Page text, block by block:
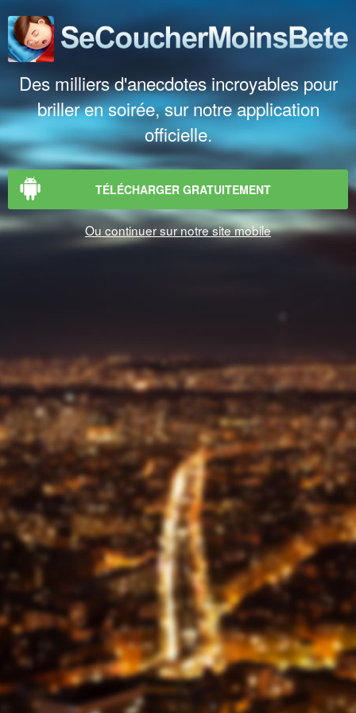
Des milliers d'anecdotes incroyables pour
briller en soirée, sur notre application
officielle.
TÉLÉCHARGER GRATUITEMENT
Ou continuer sur notre site mobile